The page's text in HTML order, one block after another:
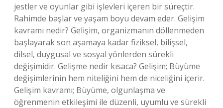
jestler ve oyunlar gibi işlevleri içeren bir süreçtir.
Rahimde başlar ve yaşam boyu devam eder. Gelişim
kavramı nedir? Gelişim, organizmanın döllenmeden
başlayarak son aşamaya kadar fiziksel, bilişsel,
dilsel, duygusal ve sosyal yönlerden sürekli
değişimidir. Gelişme nedir kısaca? Gelişim; Büyüme
değişimlerinin hem niteliğini hem de niceliğini içerir.
Gelişim kavramı; Büyüme, olgunlaşma ve
öğrenmenin etkileşimi ile düzenli, uyumlu ve sürekli